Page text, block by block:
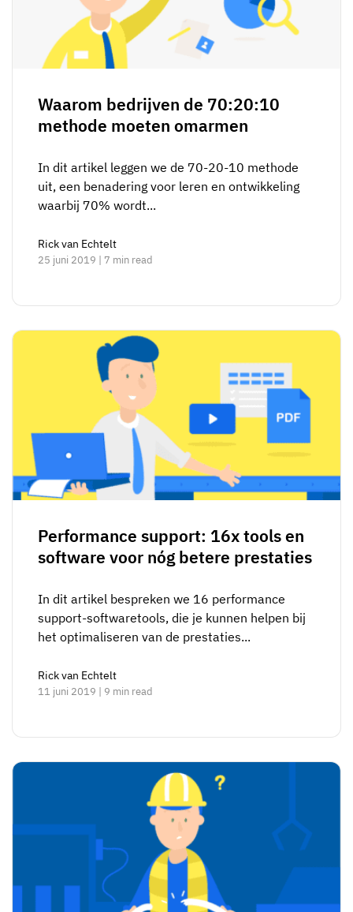
Waarom bedrijven de 70:20:10
methode moeten omarmen
In dit artikel leggen we de 70-20-10 methode
uit, een benadering voor leren en ontwikkeling
waarbij 70% wordt...
Rick van Echtelt
25 juni 2019 | 7 min read
Performance support: 16x tools en
software voor nóg betere prestaties
In dit artikel bespreken we 16 performance
support-softwaretools, die je kunnen helpen bij
het optimaliseren van de prestaties...
Rick van Echtelt
11 juni 2019 | 9 min read